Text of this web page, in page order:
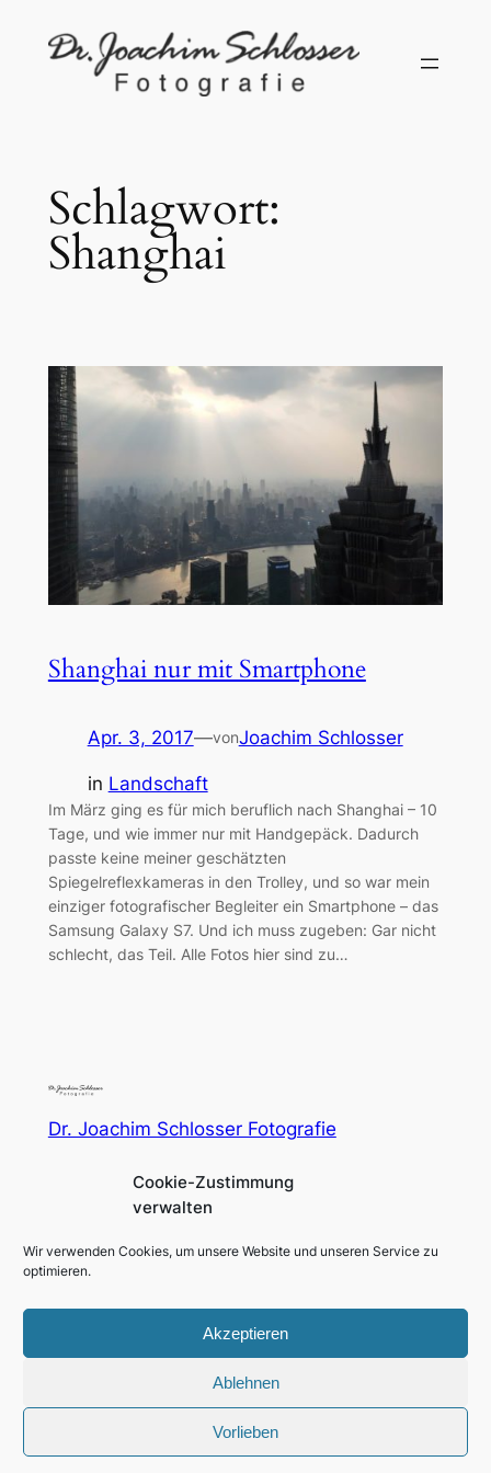
Cookie-Zustimmung
verwalten
Wir verwenden Cookies, um unsere Website und unseren Service zu
optimieren.
Akzeptieren
Ablehnen
Vorlieben
Inhalt
Schlagwort:
Shanghai
Shanghai nur mit Smartphone
Apr. 3, 2017—vonJoachim Schlosser
in Landschaft
Im März ging es für mich beruflich nach Shanghai – 10
Tage, und wie immer nur mit Handgepäck. Dadurch
passte keine meiner geschätzten
Spiegelreflexkameras in den Trolley, und so war mein
einziger fotografischer Begleiter ein Smartphone – das
Samsung Galaxy S7. Und ich muss zugeben: Gar nicht
schlecht, das Teil. Alle Fotos hier sind zu…
Dr. Joachim Schlosser Fotografie
Fotografie für Menschen in und um Augsburg und
Impressum
Datenschutzerklärung
Facebook
Gestaltet mitWordPress